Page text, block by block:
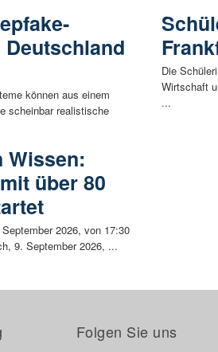
können aus einem
scheinbar realistische
Wissen:
über 80
2026, von 17:30
9. September 2026, ...
Die
Wirtschaft
...
Folgen Sie uns